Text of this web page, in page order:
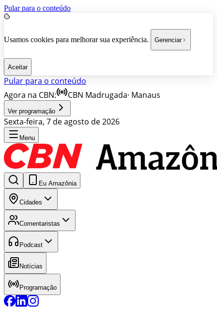
Pular para o conteúdo
Usamos cookies para melhorar sua experiência. Gerenciar
Aceitar
Pular para o conteúdo
Agora na CBN:
CBN Madrugada· Manaus
Ver programação
Sexta-feira, 7 de agosto de 2026
Menu
Eu Amazônia
Cidades
Comentaristas
Podcast
Notícias
Programação